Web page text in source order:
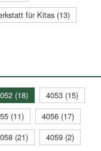
für Kitas (13)
(18)
4053 (15)
(11)
4056 (17)
(21)
4059 (2)